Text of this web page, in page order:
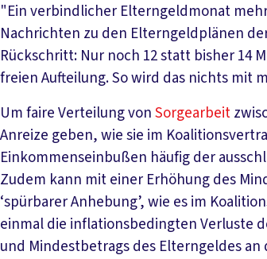
"Ein verbindlicher Elterngeldmonat
Nachrichten zu den Elterngeldplänen
Rückschritt: Nur noch 12 statt bisher 14
freien Aufteilung. So wird das nichts mit
Um faire Verteilung vonSorgearbeit
Anreize geben, wie sie im
Einkommenseinbußen häufig der
Zudem kann mit einer Erhöhung des
‘spürbarer Anhebung’, wie es im
einmal die inflationsbedingten Verluste
und Mindestbetrags des Elterngeldes